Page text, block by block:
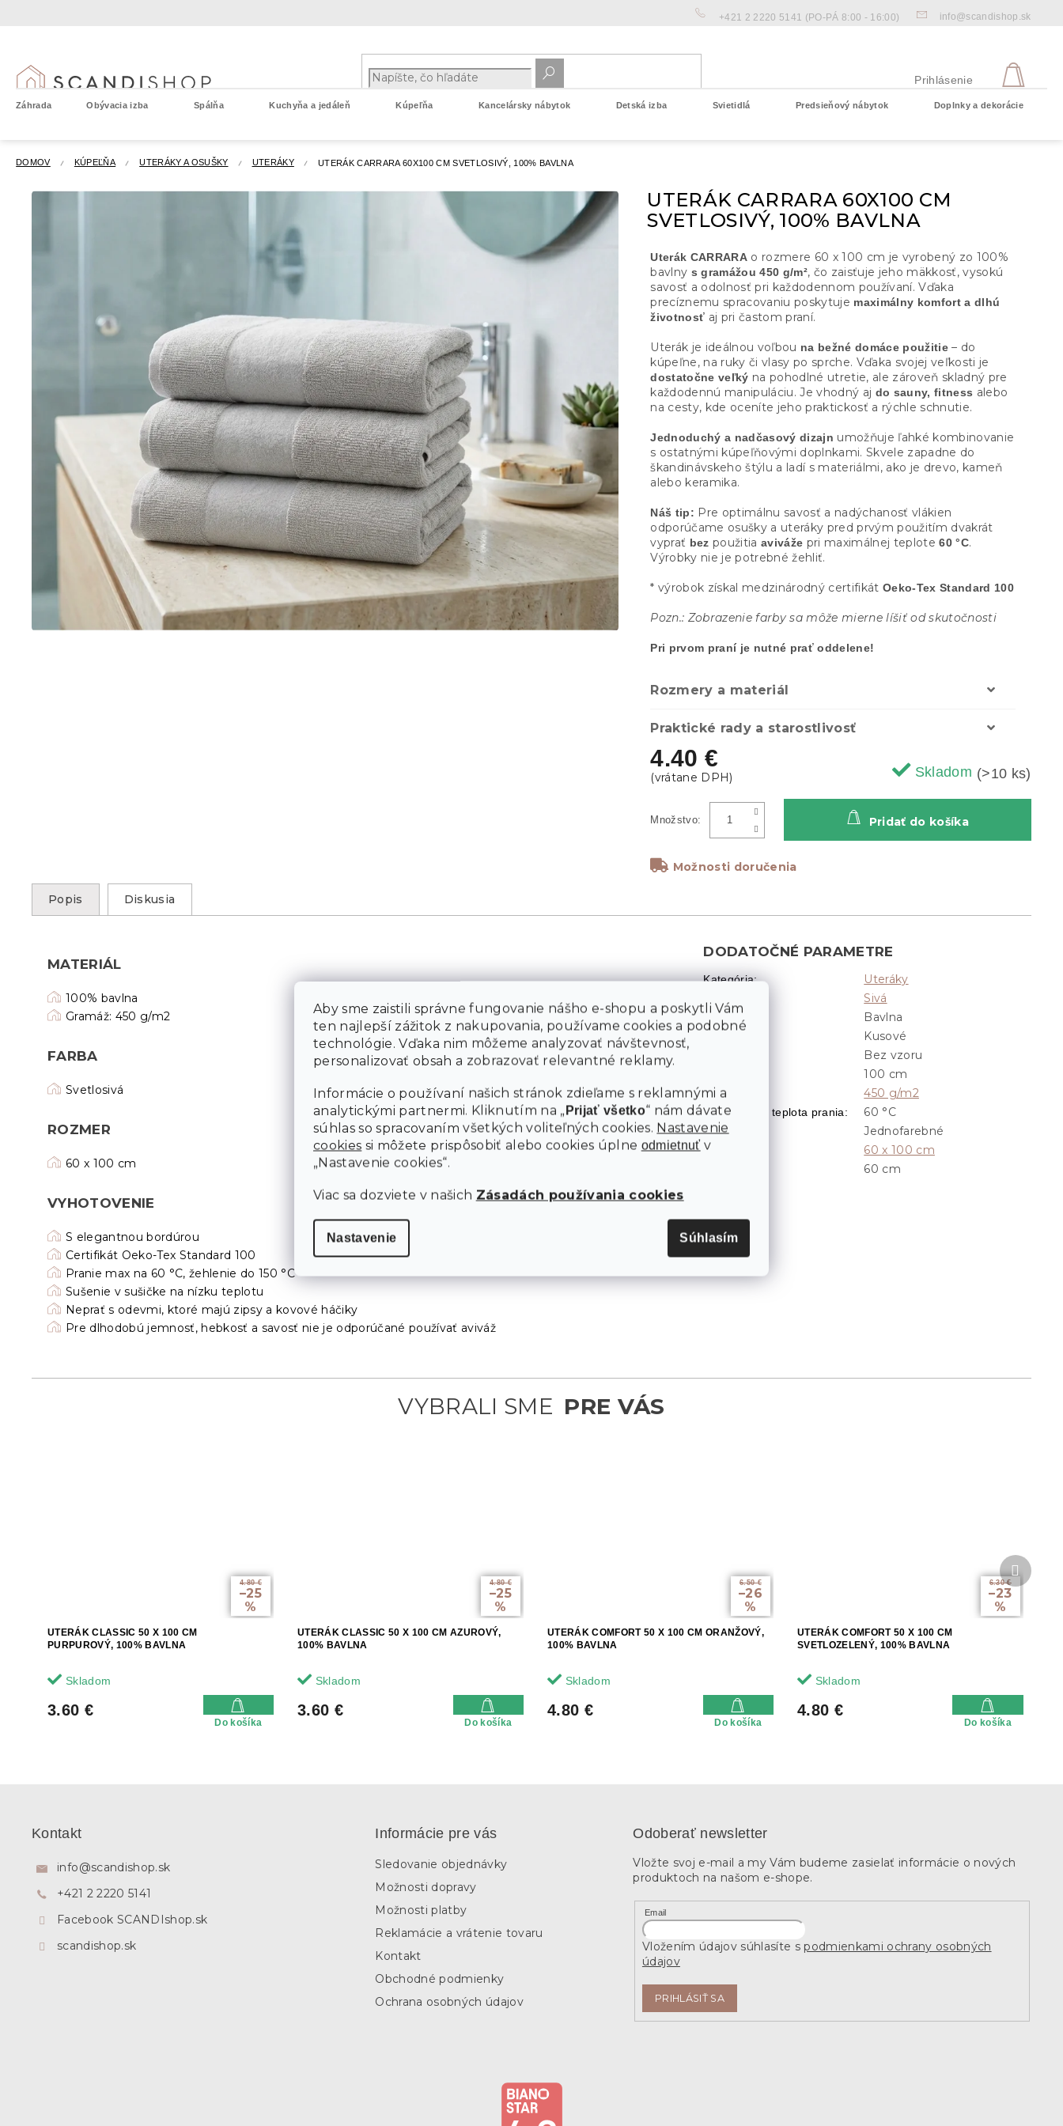
Aby sme zaistili správne fungovanie nášho e-shopu a poskytli Vám
ten najlepší zážitok z nakupovania, používame cookies a podobné
technológie. Vďaka nim môžeme analyzovať návštevnosť,
personalizovať obsah a zobrazovať relevantné reklamy.
Informácie o používaní našich stránok zdieľame s reklamnými a
analytickými partnermi. Kliknutím na „ Prijať všetko“ nám dávate
súhlas so spracovaním všetkých voliteľných cookies. Nastavenie
cookies si môžete prispôsobiť alebo cookies úplne odmietnuť v
„Nastavenie cookies“.
Viac sa dozviete v našich Zásadách používania cookies
Nastavenie Súhlasím
+421 2 2220 5141 (PO-PÁ 8:00 - 16:00) info@scandishop.sk
Prihlásenie
Záhrada Obývacia izba Spálňa Kuchyňa a jedáleň Kúpeľňa Kancelársky nábytok Detská izba Svietidlá Predsieňový nábytok Doplnky a dekorácie
DOMOV KÚPEĽŇA UTERÁKY A OSUŠKY UTERÁKY UTERÁK CARRARA 60X100 CM SVETLOSIVÝ, 100% BAVLNA
UTERÁK CARRARA 60X100 CM
SVETLOSIVÝ, 100% BAVLNA
4.40 €
Skladom (>10 ks)
Možnosti doručenia
Pridať do košíka
Uterák CARRARA o rozmere 60 x 100 cm je vyrobený zo 100%
bavlny s gramážou 450 g/m², čo zaisťuje jeho mäkkosť, vysokú
savosť a odolnosť pri každodennom používaní. Vďaka
precíznemu spracovaniu poskytuje maximálny komfort a dlhú
životnosť aj pri častom praní.
Uterák je ideálnou voľbou na bežné domáce použitie – do
kúpeľne, na ruky či vlasy po sprche. Vďaka svojej veľkosti je
dostatočne veľký na pohodlné utretie, ale zároveň skladný pre
každodennú manipuláciu. Je vhodný aj do sauny, fitness alebo
na cesty, kde oceníte jeho praktickosť a rýchle schnutie.
Jednoduchý a nadčasový dizajn umožňuje ľahké kombinovanie
s ostatnými kúpeľňovými doplnkami. Skvele zapadne do
škandinávskeho štýlu a ladí s materiálmi, ako je drevo, kameň
alebo keramika.
Náš tip: Pre optimálnu savosť a nadýchanosť vlákien
odporúčame osušky a uteráky pred prvým použitím dvakrát
vyprať bez použitiaaviváže pri maximálnej teplote60 °C.
Výrobky nie je potrebné žehliť.
* výrobok získal medzinárodný certifikátOeko-Tex Standard 100
Pozn.: Zobrazenie farby sa môže mierne líšiť od skutočnosti
Pri prvom praní je nutné prať oddelene!
Rozmery a materiál
Praktické rady a starostlivosť
4.80 €
–25
%
UTERÁK CLASSIC 50 X 100 CM
PURPUROVÝ, 100% BAVLNA
Skladom
3.60 €
Do košíka
4.80 €
–25
%
UTERÁK CLASSIC 50 X 100 CM AZUROVÝ,
100% BAVLNA
Skladom
3.60 €
Do košíka
6.50 €
–26
%
UTERÁK COMFORT 50 X 100 CM ORANŽOVÝ,
100% BAVLNA
Skladom
4.80 €
Do košíka
6.30 €
–23
%
UTERÁK COMFORT 50 X 100 CM
SVETLOZELENÝ, 100% BAVLNA
Skladom
4.80 €
Do košíka
Ďalší
produkt
Popis Diskusia
MATERIÁL
100% bavlna
Gramáž: 450 g/m2
FARBA
Svetlosivá
ROZMER
60 x 100 cm
VYHOTOVENIE
S elegantnou bordúrou
Certifikát Oeko-Tex Standard 100
Pranie max na 60 °C, žehlenie do 150 °C
Sušenie v sušičke na nízku teplotu
Neprať s odevmi, ktoré majú zipsy a kovové háčiky
Pre dlhodobú jemnosť, hebkosť a savosť nie je odporúčané používať aviváž
DODATOČNÉ PARAMETRE
Kategória: Uteráky
Sivá
Materiál Bavlna
Kusové
Bez vzoru
100 cm
Gramáž 450 g/m2
Odporúčaná teplota prania: 60 °C
Prevedenie Jednofarebné
Rozmer 60 x 100 cm
60 cm
Kontakt
info@scandishop.sk
+421 2 2220 5141
Facebook SCANDIshop.sk
scandishop.sk
Informácie pre vás
Sledovanie objednávky
Možnosti dopravy
Možnosti platby
Reklamácie a vrátenie tovaru
Kontakt
Obchodné podmienky
Ochrana osobných údajov
Odoberať newsletter
Vložte svoj e-mail a my Vám budeme zasielať informácie o nových
produktoch na našom e-shope.
Email
Vložením údajov súhlasíte spodmienkami ochrany osobných
údajov
PRIHLÁSIŤ SA